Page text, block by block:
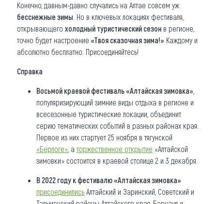
Конечно, давным-давно случались на Алтае совсем уж
бесснежные зимы . Но в ключевых локациях фестиваля,
открывающего холодный туристический сезон в регионе,
точно будет настроение «Твоя сказочная зима!» Каждому и
абсолютно бесплатно. Присоединяйтесь!
Справка
Восьмой краевой фестиваль «Алтайская зимовка»
популяризирующий зимние виды отдыха в регионе и
всесезонные туристические локации, объединит
серию тематических событий в разных районах края.
Первое из них стартует 25 ноября в тягунской
«Берлоге» , а торжественное открытие «Алтайской
зимовки» состоится в краевой столице 2 и 3 декабря.
В 2022 году к фестивалю «Алтайская зимовка»
присоединились Алтайский и Заринский, Советский и